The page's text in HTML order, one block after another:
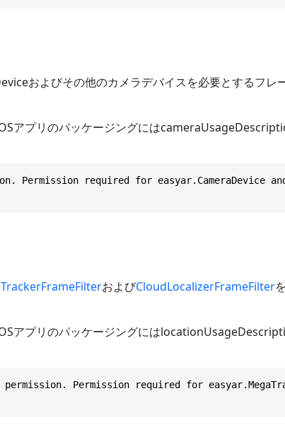
およびその他のカメラデバイスを必要とするフレ
アプリのパッケージングには
Permission required for easyar.CameraDevice
およびCloudLocalizerFrameFilter
アプリのパッケージングには
Permission required for